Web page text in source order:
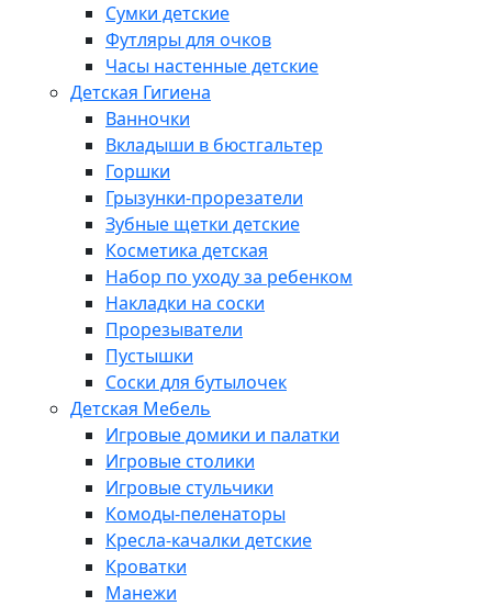
Сумки детские
Футляры для очков
Часы настенные детские
Детская Гигиена
Ванночки
Вкладыши в бюстгальтер
Горшки
Грызунки-прорезатели
Зубные щетки детские
Косметика детская
Набор по уходу за ребенком
Накладки на соски
Прорезыватели
Пустышки
Соски для бутылочек
Детская Мебель
Игровые домики и палатки
Игровые столики
Игровые стульчики
Комоды-пеленаторы
Кресла-качалки детские
Кроватки
Манежи